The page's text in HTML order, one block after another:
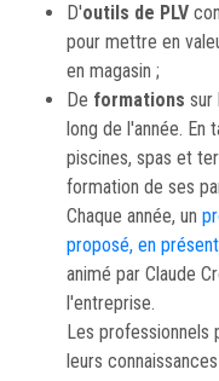
D'outils de PLV
pour mettre en
en magasin ;
De formations sur
long de l'année. En
piscines, spas et
formation de ses
Chaque année, un
proposé, en
animé par Claude
l'entreprise.
Les professionnels
leurs